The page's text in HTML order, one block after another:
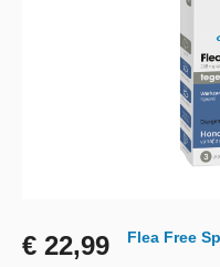
€ 22,99 Flea Free